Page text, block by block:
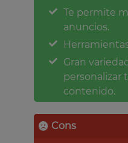
Te permite
anuncios.
Gran
personalizar
contenido.
Cons